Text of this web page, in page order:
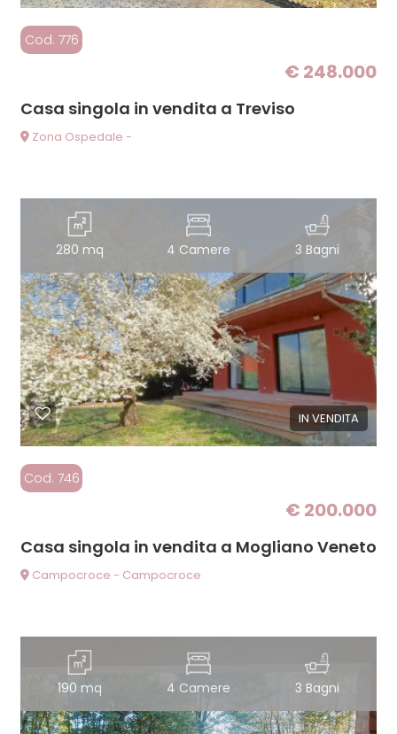
Cod. 776
€ 248.000
Casa singola in vendita a Treviso
Zona Ospedale -
280 mq 4 Camere 3 Bagni
IN VENDITA
Cod. 746
€ 200.000
Casa singola in vendita a Mogliano Veneto
Campocroce - Campocroce
190 mq 4 Camere 3 Bagni